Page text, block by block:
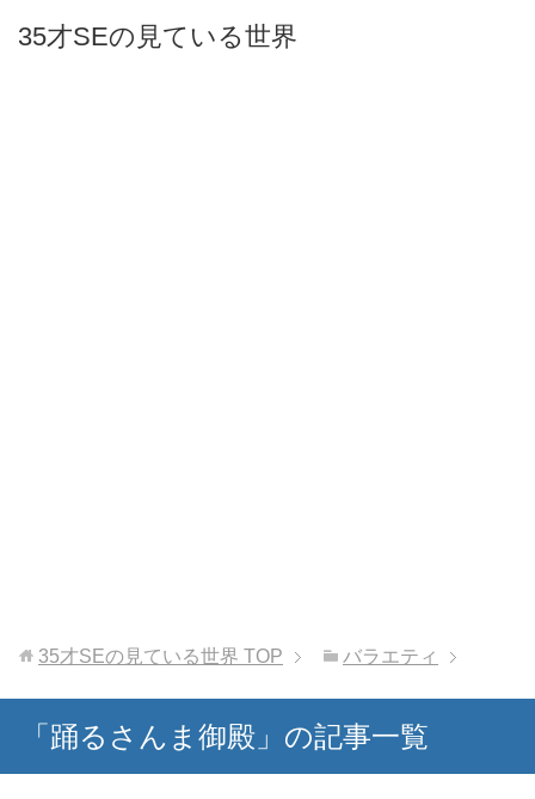
35才SEの見ている世界
35才SEの見ている世界 TOP バラエティ
「踊るさんま御殿」の記事一覧